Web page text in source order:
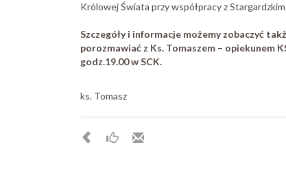
Królowej Świata przy współpracy z
Szczegóły i informacje możemy zobaczyć
porozmawiać z Ks. Tomaszem – opiekunem
godz.19.00 w SCK.
ks. Tomasz